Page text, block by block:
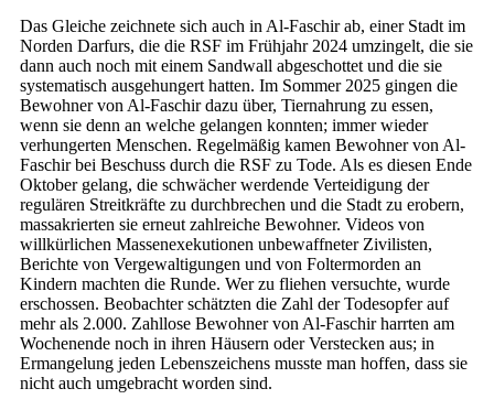
Das Gleiche zeichnete sich auch in Al-Faschir ab, einer Stadt im
Norden Darfurs, die die RSF im Frühjahr 2024 umzingelt, die sie
dann auch noch mit einem Sandwall abgeschottet und die sie
systematisch ausgehungert hatten. Im Sommer 2025 gingen die
Bewohner von Al-Faschir dazu über, Tiernahrung zu essen,
wenn sie denn an welche gelangen konnten; immer wieder
verhungerten Menschen. Regelmäßig kamen Bewohner von Al-
Faschir bei Beschuss durch die RSF zu Tode. Als es diesen Ende
Oktober gelang, die schwächer werdende Verteidigung der
regulären Streitkräfte zu durchbrechen und die Stadt zu erobern,
massakrierten sie erneut zahlreiche Bewohner. Videos von
willkürlichen Massenexekutionen unbewaffneter Zivilisten,
Berichte von Vergewaltigungen und von Foltermorden an
Kindern machten die Runde. Wer zu fliehen versuchte, wurde
erschossen. Beobachter schätzten die Zahl der Todesopfer auf
mehr als 2.000. Zahllose Bewohner von Al-Faschir harrten am
Wochenende noch in ihren Häusern oder Verstecken aus; in
Ermangelung jeden Lebenszeichens musste man hoffen, dass sie
nicht auch umgebracht worden sind.